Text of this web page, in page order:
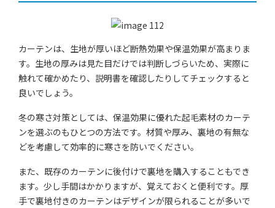
カーテンは、生地が厚いほど断熱効果や保温効果が高まりま
す。生地の厚みは見た目だけでは判断しづらいため、実際に
触れて確かめたり、説明書を確認したりしてチェックすると
良いでしょう。
冬の寒さ対策としては、保温効果に優れた起毛素材のカーテ
ンを選ぶのもひとつの方法です。材質や厚み、裏地の有無な
どを考慮して効率的に寒さを防いでください。
また、既存のカーテンに後付けで裏地を購入することもでき
ます。少し手間はかかりますが、覚えておくと便利です。厚
手で裏地付きのカーテンはデザインが限られることが多いで